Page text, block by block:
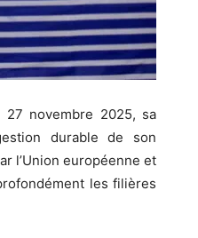
27 novembre 2025, sa
durable de son
l’Union européenne et
les filières